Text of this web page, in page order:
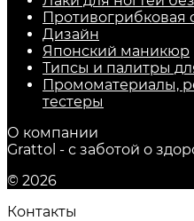
Противогрибковая
Дизайн
Японский маникюр
Типсы и палитры
Промоматериалы,
тестеры
О компании
Grattol - с заботой о
© 2026
Контакты